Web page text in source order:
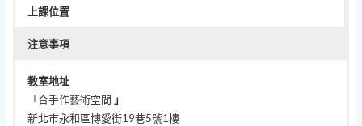
上課位置
注意事項
教室地址
「合手作藝術空間 」
新北市永和區博愛街19巷5號1樓